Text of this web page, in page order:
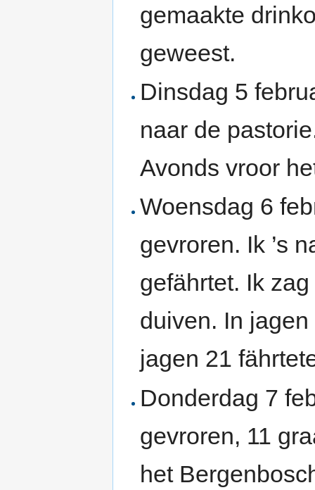
gemaakte
geweest.
Dinsdag 5
naar de
Avonds vroor
Woensdag 6
gevroren. Ik ’s
gefährtet. Ik
duiven. In
jagen 21
Donderdag 7
gevroren, 11
het